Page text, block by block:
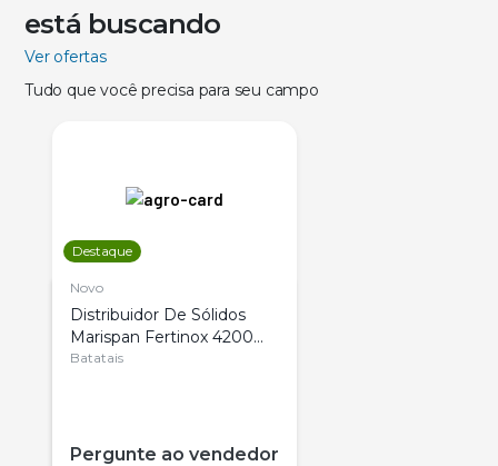
está buscando
Ver ofertas
Tudo que você precisa para seu campo
Destaque
Novo
Distribuidor De Sólidos
Marispan Fertinox 4200
Citrus
Batatais
Pergunte ao vendedor